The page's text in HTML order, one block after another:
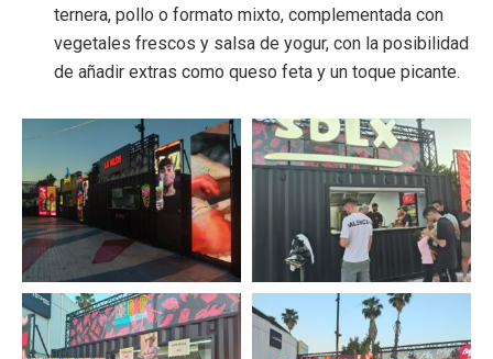
ternera, pollo o formato mixto, complementada con
vegetales frescos y salsa de yogur, con la posibilidad
de añadir extras como queso feta y un toque picante.